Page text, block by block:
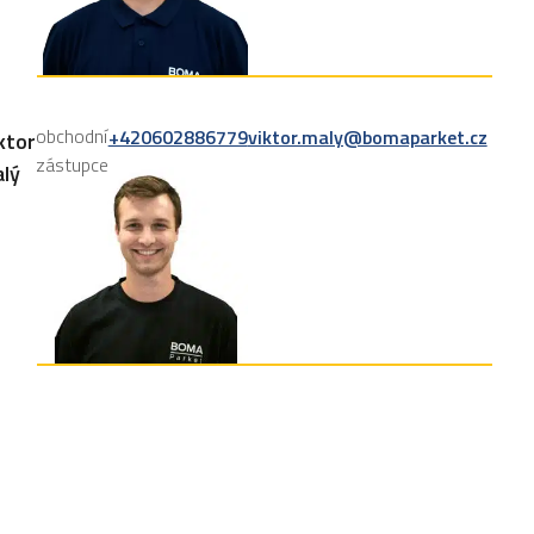
obchodní
zástupce
+420602886779viktor.maly@bomaparket.cz